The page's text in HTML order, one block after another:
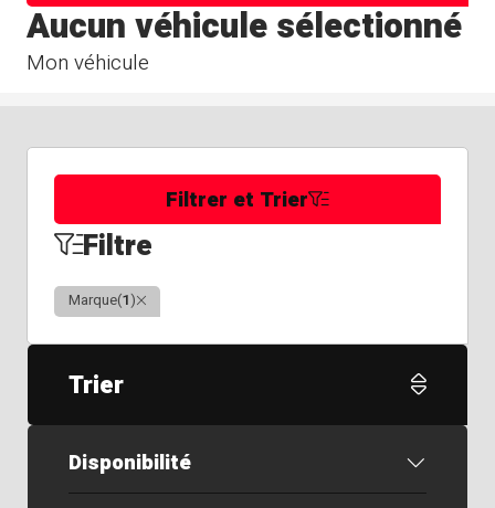
Mon véhicule
Aucun véhicule sélectionné
Filtrer et Trier
Filtre
Marque(1)Clair
Trier
Disponibilité